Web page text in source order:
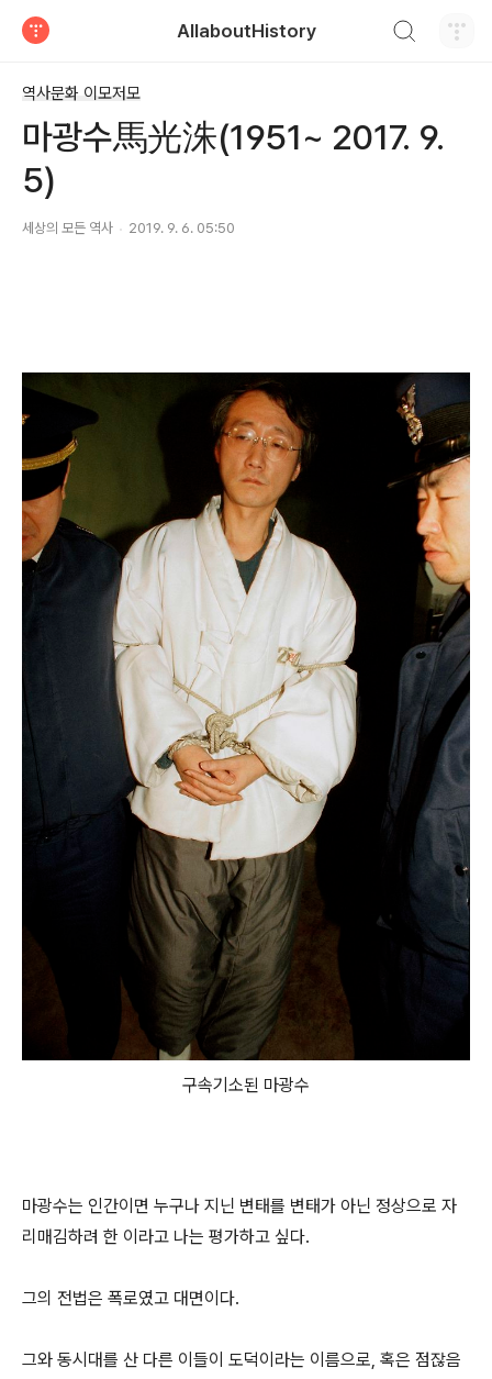
AllaboutHistory
역사문화 이모저모
마광수馬光洙(1951~ 2017. 9.
5)
세상의 모든 역사 2019. 9. 6. 05:50
구속기소된 마광수
마광수는 인간이면 누구나 지닌 변태를 변태가 아닌 정상으로 자
리매김하려 한 이라고 나는 평가하고 싶다.
그의 전법은 폭로였고 대면이다.
그와 동시대를 산 다른 이들이 도덕이라는 이름으로, 혹은 점잖음